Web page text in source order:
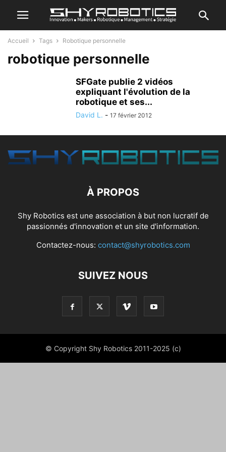
Accueil Tags Robotique personnelle
robotique personnelle
SFGate publie 2 vidéos
expliquant l'évolution de la
robotique et ses...
David L. - 17 février 2012
À PROPOS
Shy Robotics est une association à but non lucratif de
passionnés d'innovation et un site d'information.
Contactez-nous: contact@shyrobotics.com
SUIVEZ NOUS
© Copyright Shy Robotics 2011-2025 (c)